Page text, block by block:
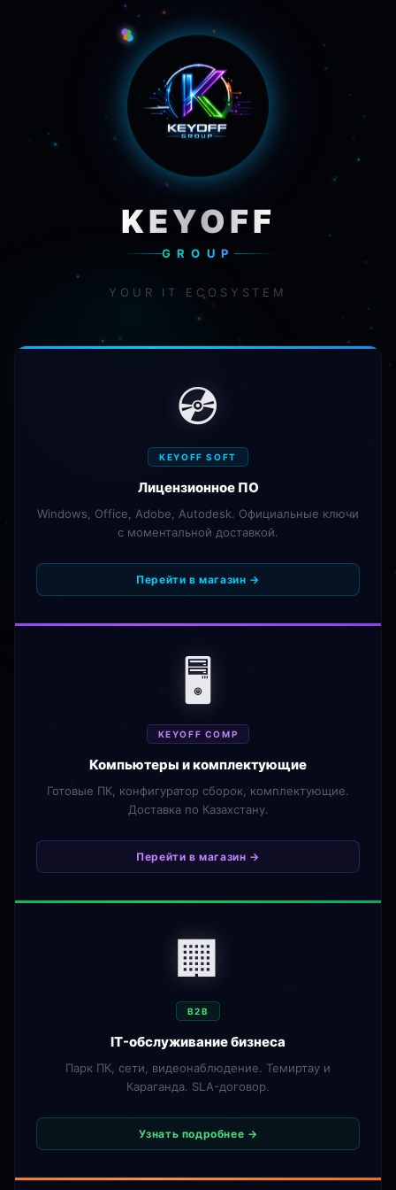
KEYOFF
GROUP
YOUR IT ECOSYSTEM
💿
KEYOFF SOFT
Лицензионное ПО
Windows, Office, Adobe, Autodesk. Официальные ключи
с моментальной доставкой.
Перейти в магазин →
🖥️
KEYOFF COMP
Компьютеры и комплектующие
Готовые ПК, конфигуратор сборок, комплектующие.
Доставка по Казахстану.
Перейти в магазин →
🏢
B2B
IT-обслуживание бизнеса
Парк ПК, сети, видеонаблюдение. Темиртау и
Караганда. SLA-договор.
Узнать подробнее →